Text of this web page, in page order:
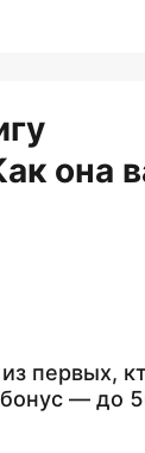
она
первых,
бонус — до